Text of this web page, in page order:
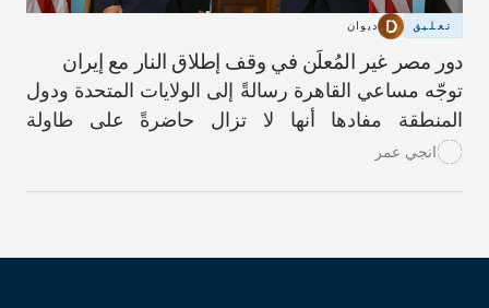
تعليق ديوان
دور مصر غير المُعلَن في وقف إطلاق النار مع إيران
توجّه مساعي القاهرة رسالةً إلى الولايات المتحدة ودول
المنطقة مفادها أنها لا تزال حاضرةً على طاولة
المحادثات الدبلوماسية.
انجي عمر